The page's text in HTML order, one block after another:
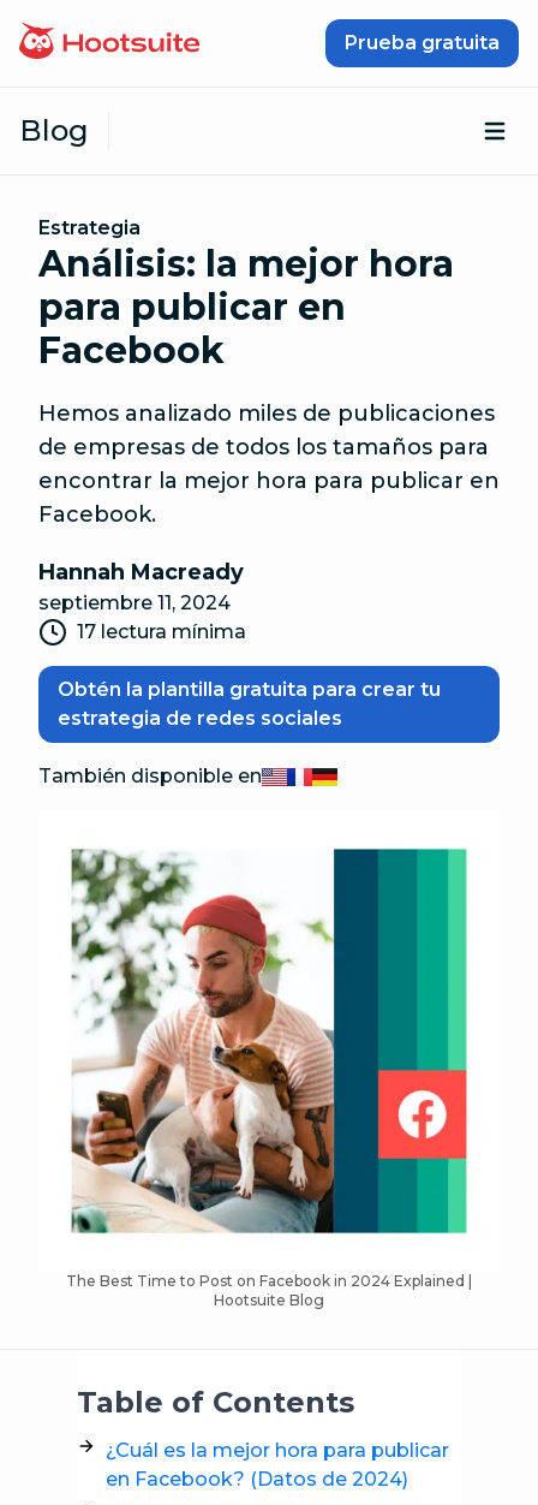
Prueba gratuita
Blog
Estrategia
Análisis: la mejor hora
para publicar en
Facebook
Hemos analizado miles de publicaciones
de empresas de todos los tamaños para
encontrar la mejor hora para publicar en
Facebook.
Hannah Macready
septiembre 11, 2024
17 lectura mínima
Obtén la plantilla gratuita para crear tu
estrategia de redes sociales
También disponible enEnglish
Français
Deutsch
The Best Time to Post on Facebook in 2024 Explained |
Hootsuite Blog
Table of Contents
¿Cuál es la mejor hora para publicar
en Facebook? (Datos de 2024)